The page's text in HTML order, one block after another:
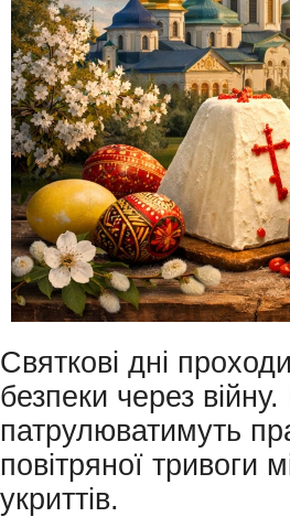
Святкові дні
безпеки через
патрулюватимуть
повітряної тривоги
укриттів.